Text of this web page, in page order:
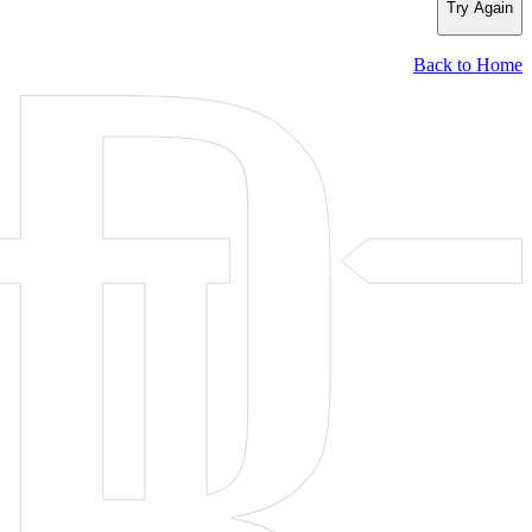
Try Again
Back to Home